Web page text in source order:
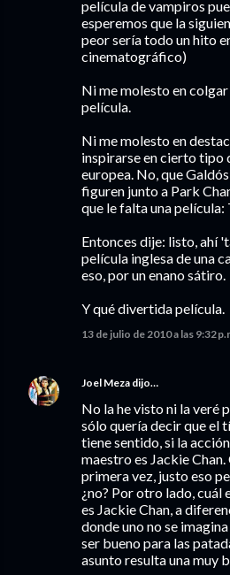
película de vampiros
esperemos que la
peor sería todo un hito
cinematográfico)
Ni me molesto en colgar
película.
Ni me molesto en
inspirarse en cierto tipo
europea. No, que
figuren junto a Park
que le falta una
Entonces dije: listo, ahí
película inglesa de una
eso, por un enano sátiro.
Y qué divertida película.
13 de julio de 2010 a las 9:32
Joel Meza dijo…
No la he visto ni la veré
sólo quería decir que el
tiene sentido, si la
maestro es Jackie
primera vez, justo eso
¿no? Por otro lado, cuál
es Jackie Chan, a
donde uno no se
ser bueno para las
asunto resulta una muy